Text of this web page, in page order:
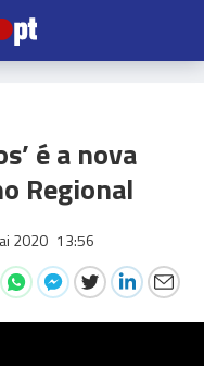
é a nova
Regional
2020 13:56